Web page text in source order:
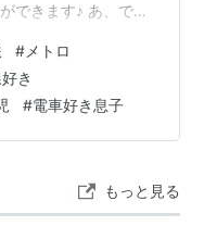
できます♪ あ、でも
るかも？ 我が子は
じゃないので、電
メインだったか
に行きました。出る
と…
# メトロ
き
#電車好き息子
もっと見る